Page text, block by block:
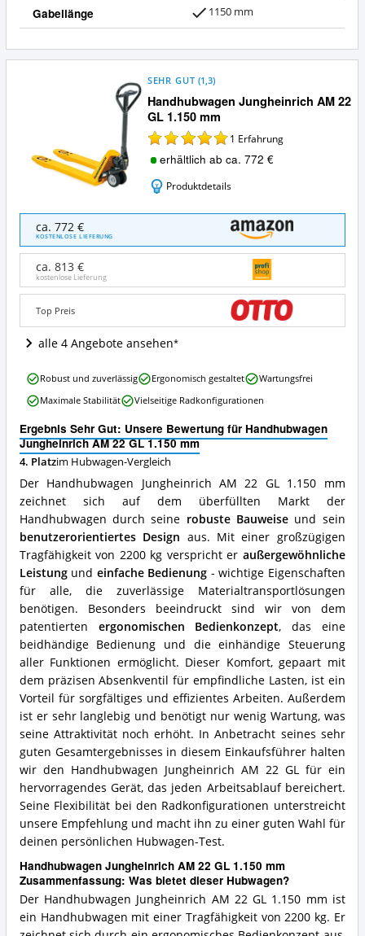
Gabellänge 1150 mm
Handhubwagen Jungheinrich AM 22
GL 1.150 mm
SEHR GUT (1,3)
1 Erfahrung
erhältlich ab ca. 772 €
Produktdetails
Handhubwagen
Jungheinrich
AM
1.150
mm
Angebote:
Wo
ist
Hubwagen
erhältlich?
ca. 772 €
KOSTENLOSE LIEFERUNG
ca. 813 €
kostenlose Lieferung
Top Preis
alle 4 Angebote ansehen
Ergebnis Sehr Gut: Unsere Bewertung für Handhubwagen
Jungheinrich AM 22 GL 1.150 mm
4. Platzim Hubwagen-Vergleich
Der Handhubwagen Jungheinrich AM 22 GL 1.150 mm
zeichnet sich auf dem überfüllten Markt der
Handhubwagen durch seine robuste Bauweise und sein
benutzerorientiertes Design aus. Mit einer großzügigen
Tragfähigkeit von 2200 kg verspricht er außergewöhnliche
Leistungund einfache Bedienung - wichtige Eigenschaften
für alle, die zuverlässige Materialtransportlösungen
benötigen. Besonders beeindruckt sind wir von dem
patentierten ergonomischen Bedienkonzept, das eine
beidhändige Bedienung und die einhändige Steuerung
aller Funktionen ermöglicht. Dieser Komfort, gepaart mit
dem präzisen Absenkventil für empfindliche Lasten, ist ein
Vorteil für sorgfältiges und effizientes Arbeiten. Außerdem
ist er sehr langlebig und benötigt nur wenig Wartung, was
seine Attraktivität noch erhöht. In Anbetracht seines sehr
guten Gesamtergebnisses in diesem Einkaufsführer halten
wir den Handhubwagen Jungheinrich AM 22 GL für ein
hervorragendes Gerät, das jeden Arbeitsablauf bereichert.
Seine Flexibilität bei den Radkonfigurationen unterstreicht
unsere Empfehlung und macht ihn zu einer guten Wahl für
deinen persönlichen Hubwagen-Test.
Handhubwagen Jungheinrich AM 22 GL 1.150 mm
Zusammenfassung: Was bietet dieser Hubwagen?
Der Handhubwagen Jungheinrich AM 22 GL 1.150 mm ist
ein Handhubwagen mit einer Tragfähigkeit von 2200 kg. Er
Handhubwagen
Jungheinrich
AM
GL
1.150
mm
Vorteile:
Was
spricht
für
diesen
Hubwagen?
Robust und zuverlässig Ergonomisch gestaltet
Wartungsfrei
Maximale Stabilität
Vielseitige Radkonfigurationen